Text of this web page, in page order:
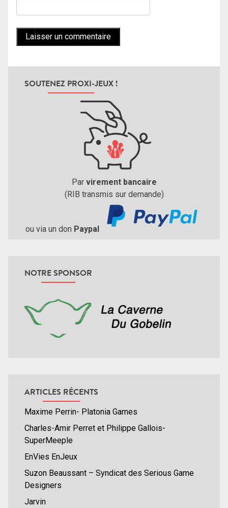
SOUTENEZ PROXI-JEUX !
Par virement bancaire
(RIB transmis sur demande)
ou via un don Paypal
NOTRE SPONSOR
ARTICLES RÉCENTS
Maxime Perrin- Platonia Games
Charles-Amir Perret et Philippe Gallois-
SuperMeeple
EnVies EnJeux
Suzon Beaussant – Syndicat des Serious Game
Designers
Jarvin